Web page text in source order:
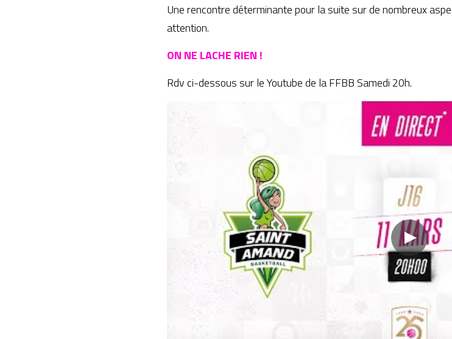
Une rencontre déterminante pour la suite sur de nombreux
attention.
ON NE LACHE RIEN !
Rdv ci-dessous sur le Youtube de la FFBB Samedi 20h.